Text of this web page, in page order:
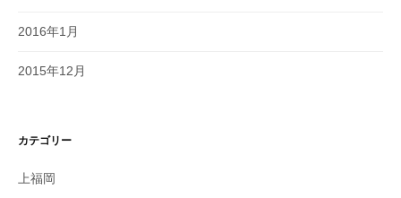
2016年1月
2015年12月
カテゴリー
上福岡